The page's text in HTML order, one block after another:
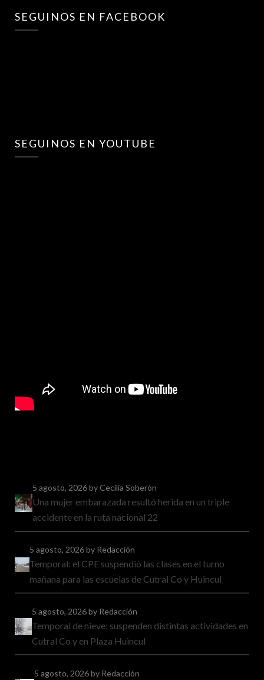
SEGUINOS EN FACEBOOK
SEGUINOS EN YOUTUBE
5 agosto, 2026by Cecilia Soberón
Una mujer embarazada resultó herida en un triple
accidente en la ruta nacional 22
5 agosto, 2026by Redacción
Temporal: el CPE suspendió las clases en el turno
mañana para las escuelas de Cutral Co y Huincul
5 agosto, 2026by Redacción
Temporal de nieve: suspenden distintas actividades en
Cutral Co y en Plaza Huincul
5 agosto, 2026by Redacción